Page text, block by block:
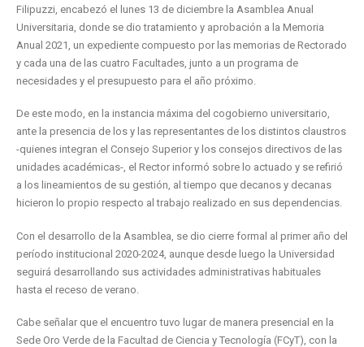
Filipuzzi, encabezó el lunes 13 de diciembre la Asamblea Anual
Universitaria, donde se dio tratamiento y aprobación a la Memoria
Anual 2021, un expediente compuesto por las memorias de Rectorado
y cada una de las cuatro Facultades, junto a un programa de
necesidades y el presupuesto para el año próximo.
De este modo, en la instancia máxima del cogobierno universitario,
ante la presencia de los y las representantes de los distintos claustros
-quienes integran el Consejo Superior y los consejos directivos de las
unidades académicas-, el Rector informó sobre lo actuado y se refirió
a los lineamientos de su gestión, al tiempo que decanos y decanas
hicieron lo propio respecto al trabajo realizado en sus dependencias.
Con el desarrollo de la Asamblea, se dio cierre formal al primer año del
período institucional 2020-2024, aunque desde luego la Universidad
seguirá desarrollando sus actividades administrativas habituales
hasta el receso de verano.
Cabe señalar que el encuentro tuvo lugar de manera presencial en la
Sede Oro Verde de la Facultad de Ciencia y Tecnología (FCyT), con la